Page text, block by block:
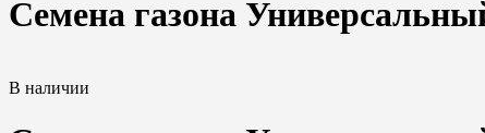
Семена газона
В наличии